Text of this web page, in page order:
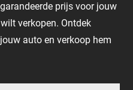
prijs voor jouw
verkopen. Ontdek
auto en verkoop hem